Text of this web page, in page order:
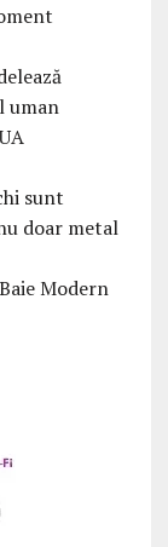
uman
sunt
doar metal
Modern